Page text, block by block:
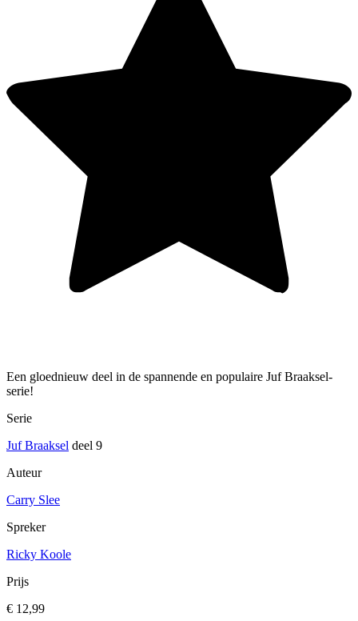
Een gloednieuw deel in de spannende en populaire Juf Braaksel-
serie!
Serie
Juf Braaksel deel 9
Auteur
Carry Slee
Spreker
Ricky Koole
Prijs
€ 12,99